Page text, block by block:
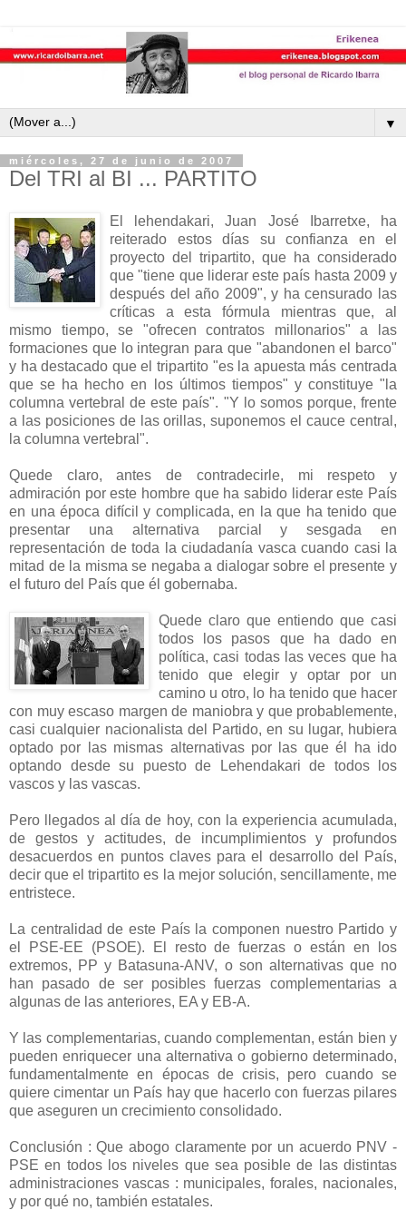
▼
miércoles, 27 de junio de 2007
Del TRI al BI ... PARTITO
El lehendakari, Juan José Ibarretxe, ha
reiterado estos días su confianza en el
proyecto del tripartito, que ha considerado
que "tiene que liderar este país hasta 2009 y
después del año 2009", y ha censurado las
críticas a esta fórmula mientras que, al
mismo tiempo, se "ofrecen contratos millonarios" a las
formaciones que lo integran para que "abandonen el barco"
y ha destacado que el tripartito "es la apuesta más centrada
que se ha hecho en los últimos tiempos" y constituye "la
columna vertebral de este país". "Y lo somos porque, frente
a las posiciones de las orillas, suponemos el cauce central,
la columna vertebral".
Quede claro, antes de contradecirle, mi respeto y
admiración por este hombre que ha sabido liderar este País
en una época difícil y complicada, en la que ha tenido que
presentar una alternativa parcial y sesgada en
representación de toda la ciudadanía vasca cuando casi la
mitad de la misma se negaba a dialogar sobre el presente y
el futuro del País que él gobernaba.
Quede claro que entiendo que casi
todos los pasos que ha dado en
política, casi todas las veces que ha
tenido que elegir y optar por un
camino u otro, lo ha tenido que hacer
con muy escaso margen de maniobra y que probablemente,
casi cualquier nacionalista del Partido, en su lugar, hubiera
optado por las mismas alternativas por las que él ha ido
optando desde su puesto de Lehendakari de todos los
vascos y las vascas.
Pero llegados al día de hoy, con la experiencia acumulada,
de gestos y actitudes, de incumplimientos y profundos
desacuerdos en puntos claves para el desarrollo del País,
decir que el tripartito es la mejor solución, sencillamente, me
entristece.
La centralidad de este País la componen nuestro Partido y
el PSE-EE (PSOE). El resto de fuerzas o están en los
extremos, PP y Batasuna-ANV, o son alternativas que no
han pasado de ser posibles fuerzas complementarias a
algunas de las anteriores, EA y EB-A.
Y las complementarias, cuando complementan, están bien y
pueden enriquecer una alternativa o gobierno determinado,
fundamentalmente en épocas de crisis, pero cuando se
quiere cimentar un País hay que hacerlo con fuerzas pilares
que aseguren un crecimiento consolidado.
Conclusión : Que abogo claramente por un acuerdo PNV -
PSE en todos los niveles que sea posible de las distintas
administraciones vascas : municipales, forales, nacionales,
y por qué no, también estatales.